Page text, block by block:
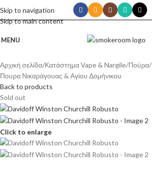
Skip to navigation
Skip to main content
MENU
Αρχική σελίδα/Κατάστημα Vape & Nargile/Πούρα/
Πουρα Νικαράγουας & Αγίου Δομήνικου
Back to products
Sold out
Click to enlarge